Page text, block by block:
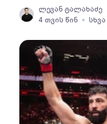
ლევან ტალახაძე
4 თვის წინ
სხვა